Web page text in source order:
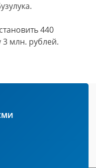
440
млн. рублей.